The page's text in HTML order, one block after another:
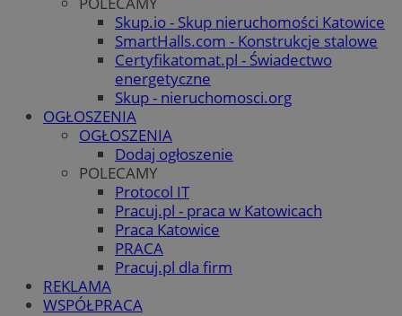
Skup.io - Skup nieruchomości Katowice
SmartHalls.com - Konstrukcje stalowe
Certyfikatomat.pl - Świadectwo
energetyczne
Skup - nieruchomosci.org
OGŁOSZENIA
OGŁOSZENIA
Dodaj ogłoszenie
POLECAMY
Protocol IT
Pracuj.pl - praca w Katowicach
Praca Katowice
PRACA
Pracuj.pl dla firm
REKLAMA
WSPÓŁPRACA